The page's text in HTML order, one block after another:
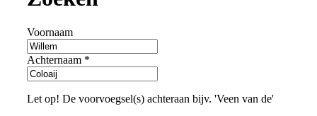
Voornaam
Achternaam *
Let op! De voorvoegsel(s) achteraan bijv. 'Veen van de'